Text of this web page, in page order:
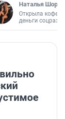
Наталья
Открыла
деньги